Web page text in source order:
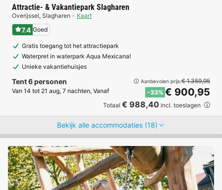
Attractie- & Vakantiepark Slagharen
Overijssel, Slagharen Kaart
7.4 Goed
Gratis toegang tot het attractiepark
Waterpret in waterpark Aqua Mexicana!
Unieke vakantiehuisjes
Tent 6 personen
Van 14 tot 21 aug, 7 nachten, Vanaf
Aanbevolen prijs:€ 1.359,95
-33% € 900,95
Totaal € 988,40 incl. toeslagen
Bekijk alle accommodaties (18)